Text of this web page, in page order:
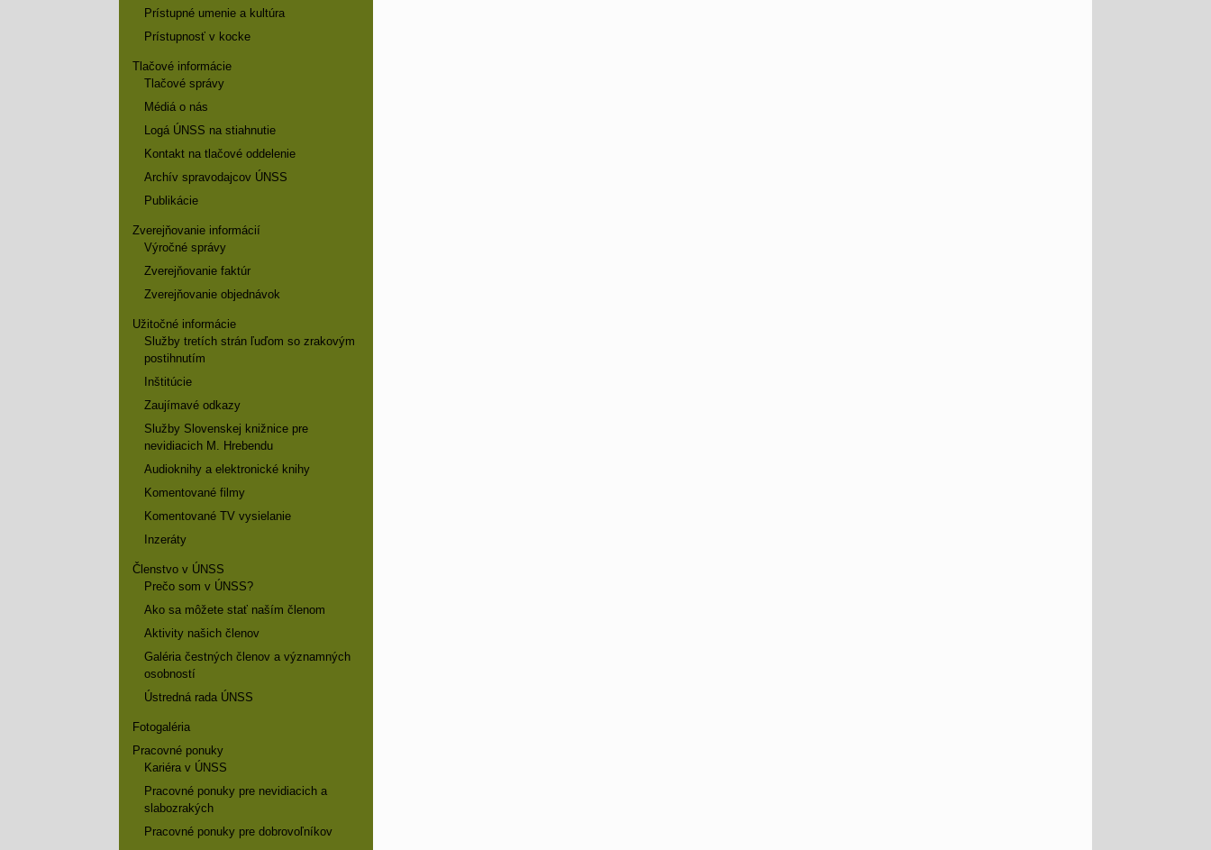
Prístupné umenie a kultúra
Prístupnosť v kocke
Tlačové informácie
Tlačové správy
Médiá o nás
Logá ÚNSS na stiahnutie
Kontakt na tlačové oddelenie
Archív spravodajcov ÚNSS
Publikácie
Zverejňovanie informácií
Výročné správy
Zverejňovanie faktúr
Zverejňovanie objednávok
Užitočné informácie
Služby tretích strán ľuďom so zrakovým
postihnutím
Inštitúcie
Zaujímavé odkazy
Služby Slovenskej knižnice pre
nevidiacich M. Hrebendu
Audioknihy a elektronické knihy
Komentované filmy
Komentované TV vysielanie
Inzeráty
Členstvo v ÚNSS
Prečo som v ÚNSS?
Ako sa môžete stať naším členom
Aktivity našich členov
Galéria čestných členov a významných
osobností
Ústredná rada ÚNSS
Fotogaléria
Pracovné ponuky
Kariéra v ÚNSS
Pracovné ponuky pre nevidiacich a
slabozrakých
Pracovné ponuky pre dobrovoľníkov